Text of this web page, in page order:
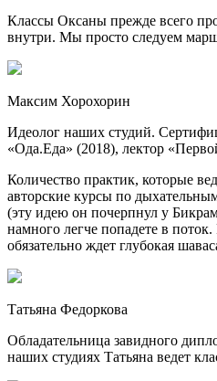
Классы Оксаны прежде всего
внутри. Мы просто следуем
Максим Хорохорин
Идеолог наших студий.
«Ода.Еда» (2018), лектор
Количество практик, которые
авторские курсы по
(эту идею он почерпнул у
намного легче попадете в
обязательно ждет глубокая
Татьяна Федоркова
Обладательница завидного
наших студиях Татьяна ведет